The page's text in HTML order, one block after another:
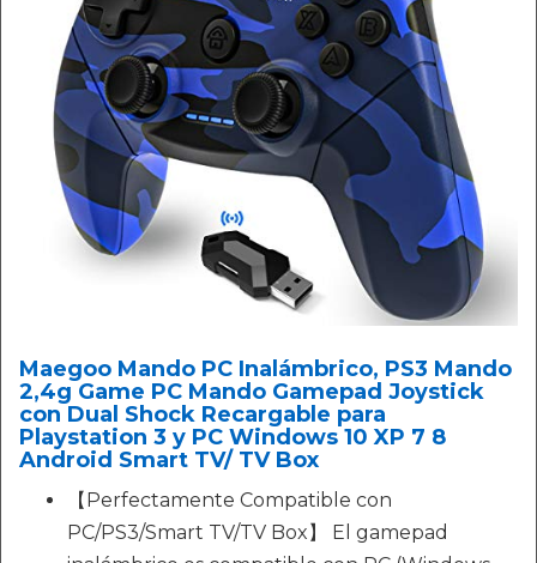
Maegoo Mando PC Inalámbrico, PS3 Mando
2,4g Game PC Mando Gamepad Joystick
con Dual Shock Recargable para
Playstation 3 y PC Windows 10 XP 7 8
Android Smart TV/ TV Box
【Perfectamente Compatible con
PC/PS3/Smart TV/TV Box】 El gamepad